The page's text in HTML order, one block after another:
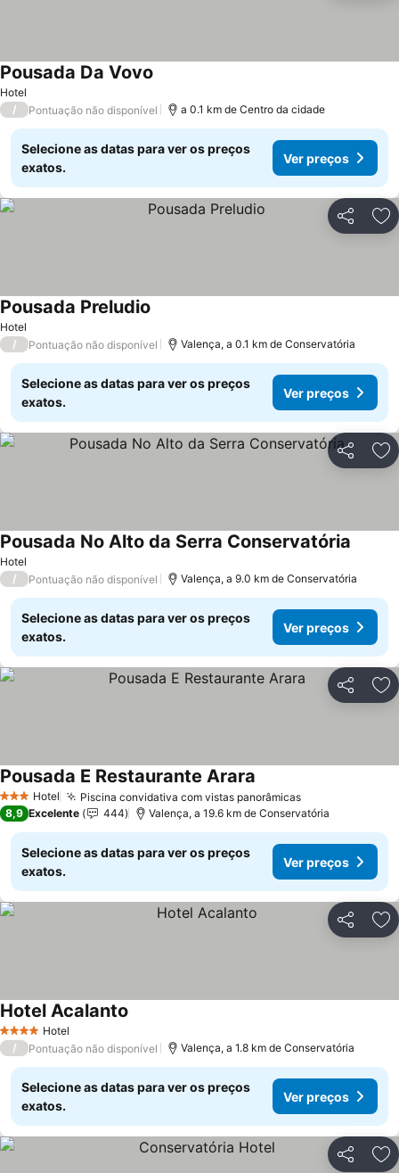
Hotel
Pousada Da Vovo
/ Pontuação não disponível a 0.1 km de Centro da cidade
Selecione as datas para ver os preços
exatos.
Ver preços
Partilhar
Hotel
Pousada Preludio
/ Pontuação não disponível Valença, a 0.1 km de Conservatória
Selecione as datas para ver os preços
exatos.
Ver preços
Partilhar
Hotel
Pousada No Alto da Serra Conservatória
/ Pontuação não disponível Valença, a 9.0 km de Conservatória
Selecione as datas para ver os preços
exatos.
Ver preços
Partilhar
3 EstrelasHotel Piscina convidativa com vistas panorâmicas
Pousada E Restaurante Arara
8,9 Excelente 444 Valença, a 19.6 km de Conservatória
Selecione as datas para ver os preços
exatos.
Ver preços
Partilhar
4 EstrelasHotel
Hotel Acalanto
/ Pontuação não disponível Valença, a 1.8 km de Conservatória
Selecione as datas para ver os preços
exatos.
Ver preços
Partilhar